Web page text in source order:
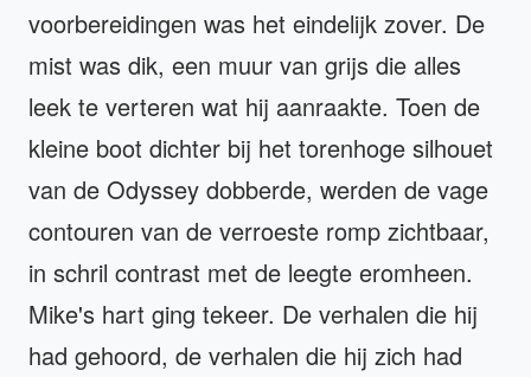
voorbereidingen was het eindelijk zover. De
mist was dik, een muur van grijs die alles
leek te verteren wat hij aanraakte. Toen de
kleine boot dichter bij het torenhoge silhouet
van de Odyssey dobberde, werden de vage
contouren van de verroeste romp zichtbaar,
in schril contrast met de leegte eromheen.
Mike's hart ging tekeer. De verhalen die hij
had gehoord, de verhalen die hij zich had